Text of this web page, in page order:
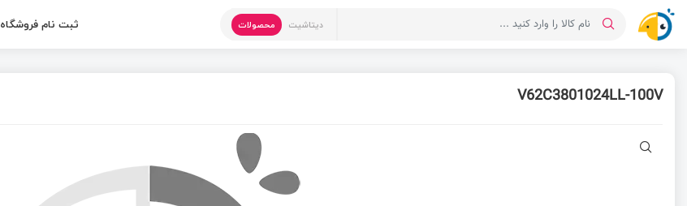
دیتاشیت محصولات ثبت نام فروشگاه
V62C3801024LL-100V